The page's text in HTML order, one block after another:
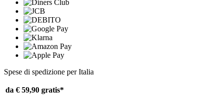
Spese di spedizione per Italia
da € 59,90 gratis*